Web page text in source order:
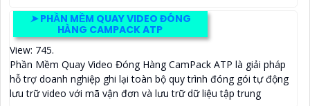
➤PHẦN MỀM QUAY VIDEO ĐÓNG
HÀNG CAMPACK ATP
View: 745.
Phần Mềm Quay Video Đóng Hàng CamPack ATP là giải pháp
hỗ trợ doanh nghiệp ghi lại toàn bộ quy trình đóng gói tự động
lưu trữ video với mã vận đơn và lưu trữ dữ liệu tập trung